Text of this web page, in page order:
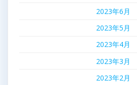
2023年6月
2023年5月
2023年4月
2023年3月
2023年2月